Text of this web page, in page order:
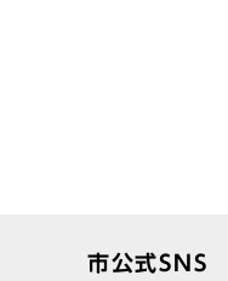
市公式SNS